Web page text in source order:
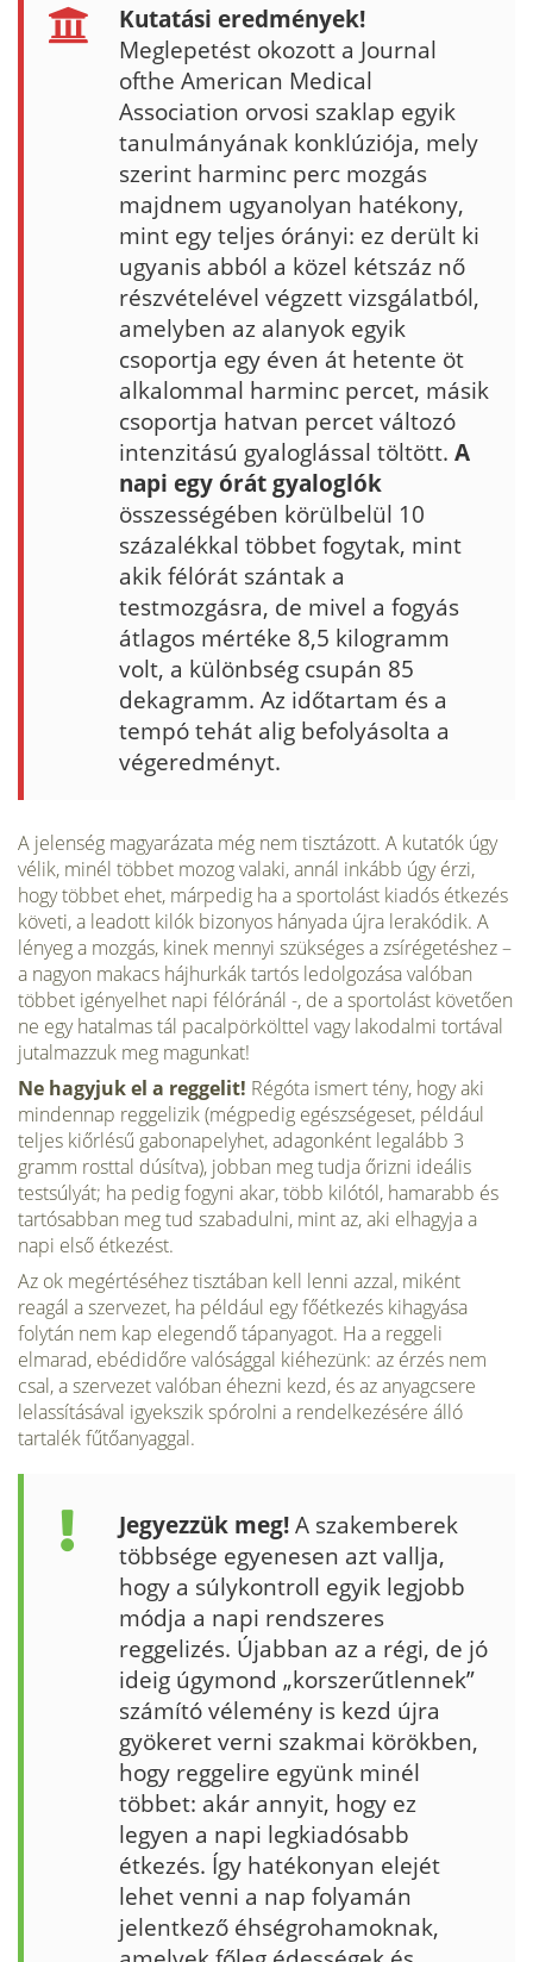
Kutatási eredmények!
Meglepetést okozott a Journal
ofthe American Medical
Association orvosi szaklap egyik
tanulmányának konklúziója, mely
szerint harminc perc mozgás
majdnem ugyanolyan hatékony,
mint egy teljes órányi: ez derült ki
ugyanis abból a közel két­száz nő
részvételével végzett vizsgálatból,
amelyben az alanyok egyik
csoportja egy éven át hetente öt
alkalommal harminc percet, másik
cso­portja hatvan percet változó
intenzitású gyaloglással töltött. A
napi egy órát gyaloglók
összességében körülbelül 10
százalékkal többet fogytak, mint
akik félórát szántak a
testmozgásra, de mivel a fogyás
átlagos mér­téke 8,5 kilogramm
volt, a különbség csupán 85
dekagramm. Az időtar­tam és a
tempó tehát alig befolyásolta a
végeredményt.
A jelenség ma­gyarázata még nem tisztázott. A kutatók úgy
vélik, minél többet mozog valaki, annál inkább úgy érzi,
hogy többet ehet, márpedig ha a sporto­lást kiadós étkezés
követi, a leadott kilók bizonyos hányada újra lerakó­dik. A
lényeg a mozgás, kinek mennyi szükséges a zsírégetéshez –
a na­gyon makacs hájhurkák tartós ledolgozása valóban
többet igényelhet napi félóránál -, de a sportolást követően
ne egy hatalmas tál pacal­pörkölttel vagy lakodalmi tortával
jutalmazzuk meg magunkat!
Ne hagyjuk el a reggelit! Régóta ismert tény, hogy aki
mindennap reggelizik (mégpedig egészségeset, például
teljes kiőrlésű gabonapelyhet, adagonként legalább 3
gramm rosttal dúsítva), jobban meg tudja őrizni ideális
testsúlyát; ha pedig fogyni akar, több kilótól, hamarabb és
tartó­sabban meg tud szabadulni, mint az, aki elhagyja a
napi első étkezést.
Az ok megértéséhez tisztában kell lenni azzal, miként
reagál a szervezet, ha például egy főétkezés kihagyása
folytán nem kap elegendő tápanyagot. Ha a reggeli
elmarad, ebédidőre valósággal kiéhezünk: az érzés nem
csal, a szervezet valóban éhezni kezd, és az anyagcsere
lelassításával igyekszik spórolni a rendelkezésére álló
tartalék fűtőanyaggal.
Jegyezzük meg!A szak­emberek
többsége egyenesen azt vallja,
hogy a súlykontroll egyik leg­jobb
módja a napi rendszeres
reggelizés. Újabban az a régi, de jó
ideig úgymond „korszerűtlennek”
számító vélemény is kezd újra
gyökeret verni szakmai körökben,
hogy reggelire együnk minél
többet: akár annyit, hogy ez
legyen a napi legkiadósabb
étkezés. Így hatékonyan elejét
lehet venni a nap folyamán
jelentkező éhségrohamoknak,